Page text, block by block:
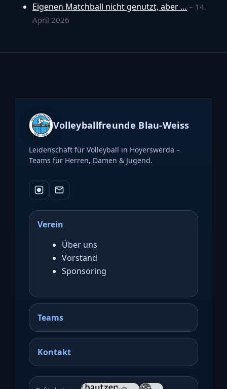
Eigenen Matchball nicht genutzt, aber … – 14.
April 2026
Volleyballfreunde Blau-Weiss
Leidenschaft für Volleyball in Hoyerswerda –
Teams für Herren, Damen & Jugend.
Verein
Über uns
Vorstand
Sponsoring
Teams
Kontakt